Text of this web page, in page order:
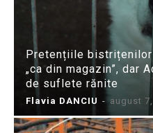
Pretențiile
„ca din magazin”, dar
de suflete rănite
Flavia DANCIU - august